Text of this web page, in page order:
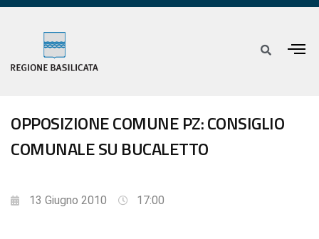
OPPOSIZIONE COMUNE PZ: CONSIGLIO
COMUNALE SU BUCALETTO
13 Giugno 2010 17:00